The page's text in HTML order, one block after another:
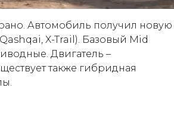
Автомобиль получил новую
X-Trail). Базовый Mid
Двигатель –
также гибридная